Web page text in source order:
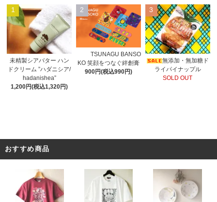
1
未精製シアバター ハン
ドクリーム ”ハダニシア/
hadanishea”
1,200円(税込1,320円)
2
TSUNAGU BANSO
KO 笑顔をつなぐ絆創膏
900円(税込990円)
3
無添加・無加糖ド
ライパイナップル
SOLD OUT
おすすめ商品